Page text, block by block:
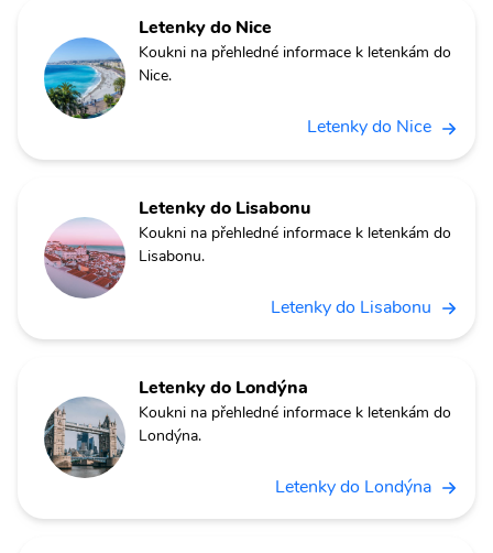
Letenky do Nice
Koukni na přehledné informace k letenkám do
Nice.
Letenky do Nice
Letenky do Lisabonu
Koukni na přehledné informace k letenkám do
Lisabonu.
Letenky do Lisabonu
Letenky do Londýna
Koukni na přehledné informace k letenkám do
Londýna.
Letenky do Londýna